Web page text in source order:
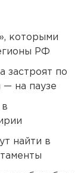
которыми
РФ
застроят по
— на паузе
в
найти в